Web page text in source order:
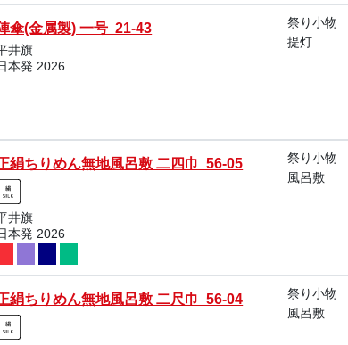
傘(金属製) 一号 21-43
井旗
本発 2026
祭り小物
提灯
絹ちりめん無地風呂敷 二四巾 56-05
井旗
本発 2026
祭り小物
風呂敷
絹ちりめん無地風呂敷 二尺巾 56-04
祭り小物
風呂敷